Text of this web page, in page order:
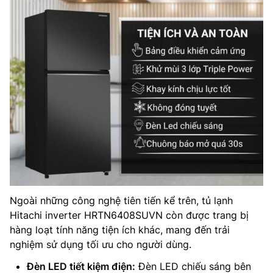
Ngoài những công nghệ tiên tiến kể trên, tủ lạnh
Hitachi inverter HRTN6408SUVN còn được trang bị
hàng loạt tính năng tiện ích khác, mang đến trải
nghiệm sử dụng tối ưu cho người dùng.
Đèn LED tiết kiệm điện: Đèn LED chiếu sáng bên